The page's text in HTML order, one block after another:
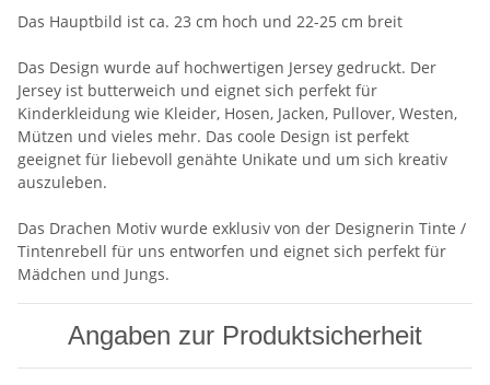
Das Hauptbild ist ca. 23 cm hoch und 22-25 cm breit
Das Design wurde auf hochwertigen Jersey gedruckt. Der
Jersey ist butterweich und eignet sich perfekt für
Kinderkleidung wie Kleider, Hosen, Jacken, Pullover, Westen,
Mützen und vieles mehr. Das coole Design ist perfekt
geeignet für liebevoll genähte Unikate und um sich kreativ
auszuleben.
Das Drachen Motiv wurde exklusiv von der Designerin Tinte /
Tintenrebell für uns entworfen und eignet sich perfekt für
Mädchen und Jungs.
Angaben zur Produktsicherheit